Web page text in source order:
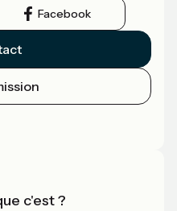
Facebook
c'est ?